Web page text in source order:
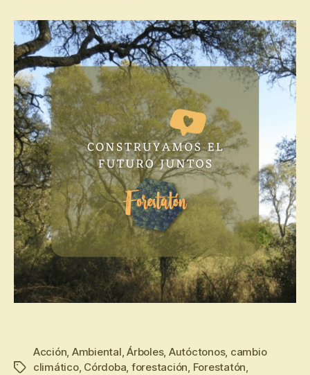
Acción, Ambiental,Árboles, Autóctonos, cambio
climático, Córdoba, forestación, Forestatón,